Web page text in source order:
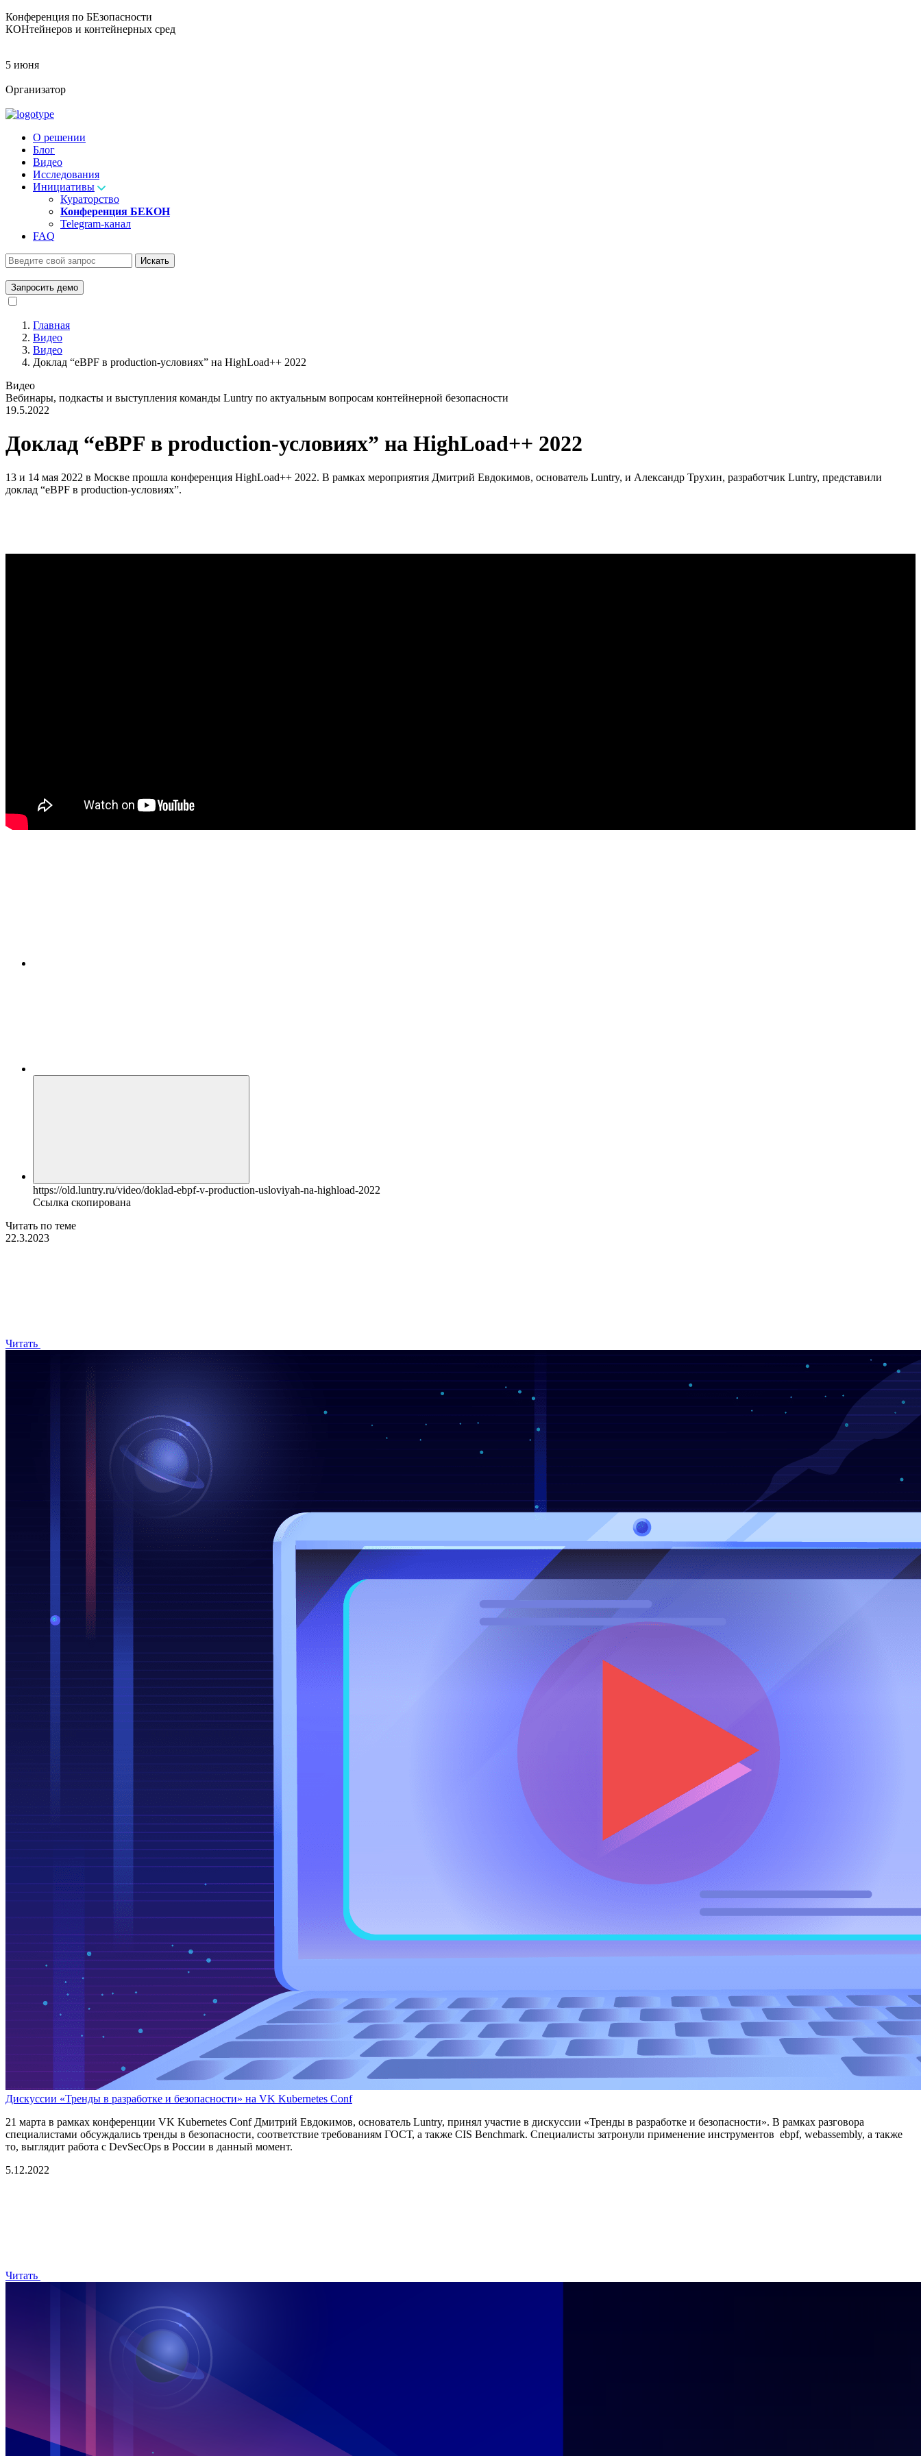
Конференция по БЕзопасности
КОНтейнеров и контейнерных сред
5 июня
Организатор
О решении
Блог
Видео
Исследования
Инициативы
Кураторство
Конференция БЕКОН
Telegram-канал
FAQ
Искать
Запросить демо
Главная
Видео
Видео
Доклад “eBPF в production-условиях” на HighLoad++ 2022
Видео
Вебинары, подкасты и выступления команды Luntry по актуальным вопросам контейнерной безопасности
19.5.2022
Доклад “eBPF в production-условиях” на HighLoad++ 2022
13 и 14 мая 2022 в Москве прошла конференция HighLoad++ 2022. В рамках мероприятия Дмитрий Евдокимов, основатель Luntry, и Александр Трухин, разработчик Luntry, представили
доклад “eBPF в production-условиях”.
https://old.luntry.ru/video/doklad-ebpf-v-production-usloviyah-na-highload-2022
Ссылка скопирована
Читать по теме
22.3.2023
Читать
Дискуссии «Тренды в разработке и безопасности» на VK Kubernetes Conf
21 марта в рамках конференции VK Kubernetes Conf Дмитрий Евдокимов, основатель Luntry, принял участие в дискуссии «Тренды в разработке и безопасности». В рамках разговора
специалистами обсуждались тренды в безопасности, соответствие требованиям ГОСТ, а также CIS Benchmark. Специалисты затронули применение инструментов ebpf, webassembly, а также
то, выглядит работа с DevSecOps в России в данный момент.
5.12.2022
Читать